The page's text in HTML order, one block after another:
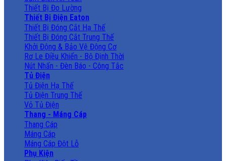
Thiết Bị Đo Lường
Thiết Bị Điện Eaton
Thiết Bị Đóng Cắt Hạ Thế
Thiết Bị Đóng Cắt Trung Thế
Khởi Động & Bảo Vệ Động Cơ
Rơ Le Điều Khiển - Bộ Định Thời
Nút Nhấn - Đèn Báo - Công Tắc
Tủ Điện
Tủ Điện Hạ Thế
Tủ Điện Trung Thế
Vỏ Tủ Điện
Thang - Máng Cáp
Thang Cáp
Máng Cáp
Máng Cáp Đột Lỗ
Phụ Kiện